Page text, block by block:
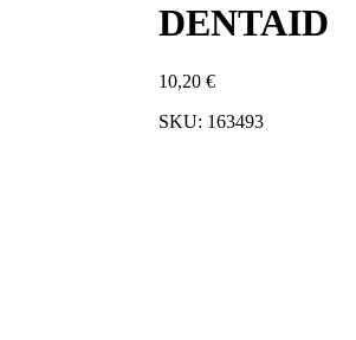
DENTAID
10,20 €
SKU: 163493